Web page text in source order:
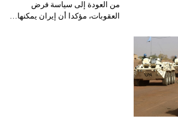
من العودة إلى سياسة فرض
العقوبات، مؤكدا أن إيران يمكنها…